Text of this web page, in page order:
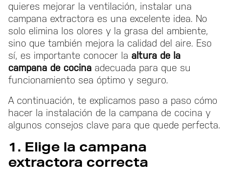
quieres mejorar la ventilación, instalar una
campana extractora es una excelente idea. No
solo elimina los olores y la grasa del ambiente,
sino que también mejora la calidad del aire. Eso
sí, es importante conocer la altura de la
campana de cocina adecuada para que su
funcionamiento sea óptimo y seguro.
A continuación, te explicamos paso a paso cómo
hacer la instalación de la campana de cocina y
algunos consejos clave para que quede perfecta.
1. Elige la campana
extractora correcta